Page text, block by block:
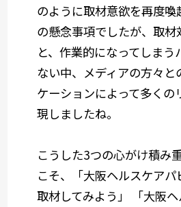
のように取材意欲を再度喚
の懸念事項でしたが、取材
と、作業的になってしまう
ない中、メディアの方々と
ケーションによって多くの
現しましたね。
こうした3つの心がけ積み
こそ、「大阪ヘルスケア
取材してみよう」 「大阪